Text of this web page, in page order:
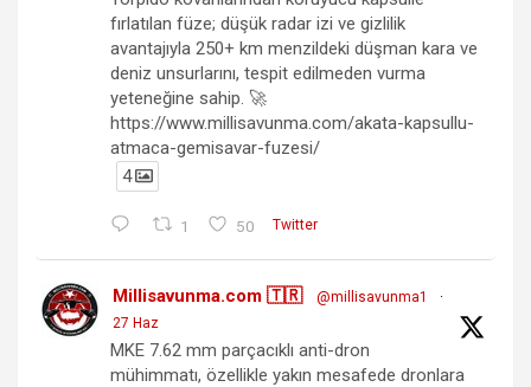
fırlatılan füze; düşük radar izi ve gizlilik
avantajıyla 250+ km menzildeki düşman kara ve
deniz unsurlarını, tespit edilmeden vurma
yeteneğine sahip. 🚀
https://www.millisavunma.com/akata-kapsullu-
atmaca-gemisavar-fuzesi/
4
1 50 Twitter
Millisavunma.com 🇹🇷 @millisavunma1
·
27 Haz
MKE 7.62 mm parçacıklı anti-dron
mühimmatı, özellikle yakın mesafede dronlara